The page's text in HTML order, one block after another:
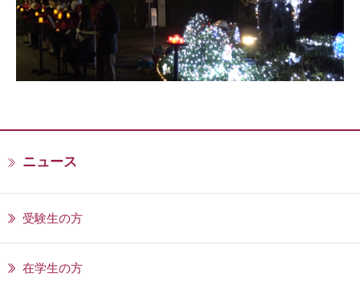
ニュース
受験生の方
在学生の方